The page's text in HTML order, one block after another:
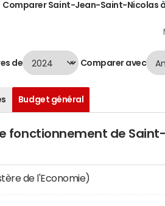
Comparer Saint-Jean-Saint-Nicolas
de Comparer avec
Budget général
fonctionnement de
de l'Economie)